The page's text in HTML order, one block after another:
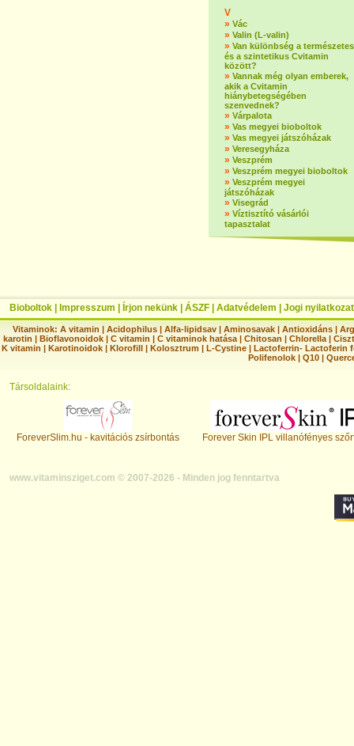
V
» Vác
» Valin (L-valin)
» Van különbség a természetes
és a szintetikus Cvitamin
között?
» Vannak még olyan emberek,
akik a Cvitamin
hiánybetegségében
szenvednek?
» Várpalota
» Vas megyei bioboltok
» Vas megyei játszóházak
» Veresegyháza
» Veszprém
» Veszprém megyei bioboltok
» Veszprém megyei
játszóházak
» Visegrád
» Víztisztító vásárlói
tapasztalat
Bioboltok Impresszum Írjon nekünk ÁSZF Adatvédelem Jogi nyilatkozat
Vitaminok: A vitamin |Acidophilus |Alfa-lipidsav |Aminosavak |Antioxidáns |
karotin | Bioflavonoidok | C vitamin | C vitaminok hatása | Chitosan | Chlorella |
K vitamin | Karotinoidok | Klorofill | Kolosztrum | L-Cystine | Lactoferrin- Lactoferin
Polifenolok |Q10 |
Társoldalaink:
ForeverSlim.hu - kavitációs zsírbontás Forever Skin IPL villanófényes
www.vitaminsziget.com © 2007-2026 - Minden jog fenntartva